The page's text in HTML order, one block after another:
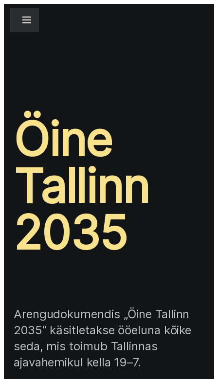
Öine
Tallinn
2035
Arengudokumendis „Öine Tallinn
2035“ käsitletakse ööeluna kõike
seda, mis toimub Tallinnas
ajavahemikul kella 19–7.